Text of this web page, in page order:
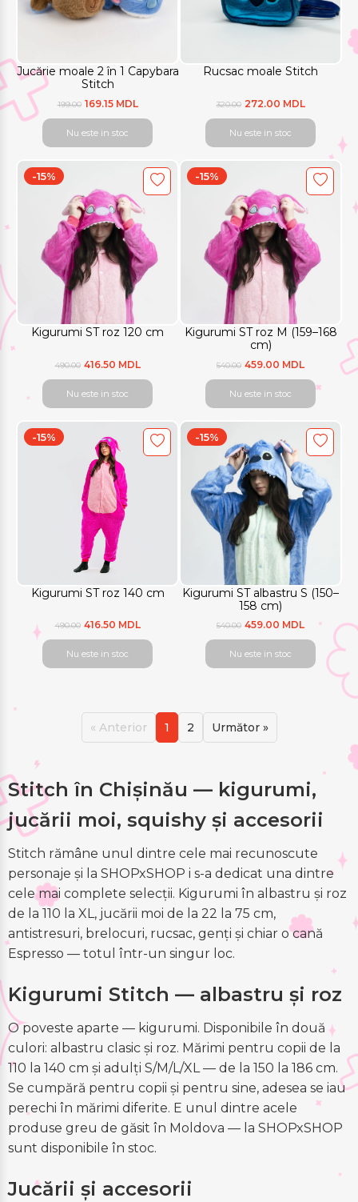
Jucărie moale 2 în 1 Capybara
Stitch
199.00 169.15 MDL
Nu este in stoc
Rucsac moale Stitch
320.00 272.00 MDL
Nu este in stoc
Kigurumi ST roz 120 cm
-15%
490.00 416.50 MDL
Nu este in stoc
Kigurumi ST roz M (159–168
cm)
-15%
540.00 459.00 MDL
Nu este in stoc
Kigurumi ST roz 140 cm
-15%
490.00 416.50 MDL
Nu este in stoc
Kigurumi ST albastru S (150–
158 cm)
-15%
540.00 459.00 MDL
Nu este in stoc
« Anterior 1 2 Următor »
Stitch în Chișinău — kigurumi,
jucării moi, squishy și accesorii
Stitch rămâne unul dintre cele mai recunoscute
personaje și la SHOPxSHOP i s-a dedicat una dintre
cele mai complete selecții. Kigurumi în albastru și roz
de la 110 la XL, jucării moi de la 22 la 75 cm,
antistresuri, brelocuri, rucsac, genți și chiar o cană
Espresso — totul într-un singur loc.
Kigurumi Stitch — albastru și roz
O poveste aparte — kigurumi. Disponibile în două
culori: albastru clasic și roz. Mărimi pentru copii de la
110 la 140 cm și adulți S/M/L/XL — de la 150 la 186 cm.
Se cumpără pentru copii și pentru sine, adesea se iau
perechi în mărimi diferite. E unul dintre acele
produse greu de găsit în Moldova — la SHOPxSHOP
sunt disponibile în stoc.
Jucării și accesorii